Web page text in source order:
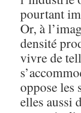
pourtant
Or, à
densité
vivre de
oppose les
elles aussi